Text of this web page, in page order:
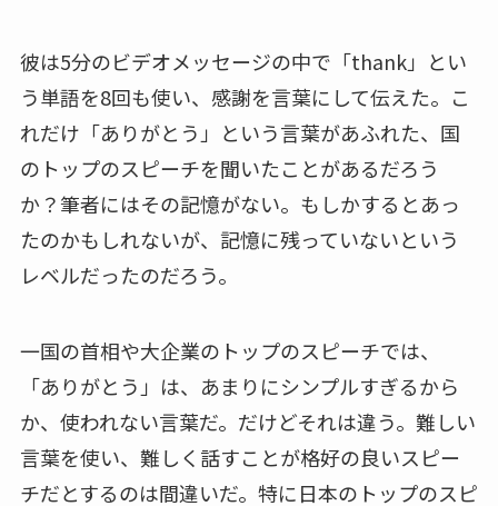
彼は5分のビデオメッセージの中で「thank」とい
う単語を8回も使い、感謝を言葉にして伝えた。こ
れだけ「ありがとう」という言葉があふれた、国
のトップのスピーチを聞いたことがあるだろう
か？筆者にはその記憶がない。もしかするとあっ
たのかもしれないが、記憶に残っていないという
レベルだったのだろう。
一国の首相や大企業のトップのスピーチでは、
「ありがとう」は、あまりにシンプルすぎるから
か、使われない言葉だ。だけどそれは違う。難しい
言葉を使い、難しく話すことが格好の良いスピー
チだとするのは間違いだ。特に日本のトップのスピ